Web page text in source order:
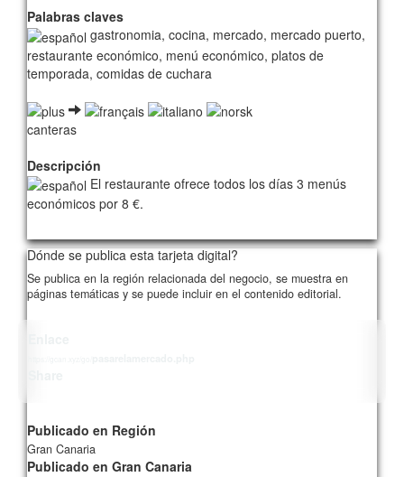
Palabras claves
gastronomia, cocina, mercado, mercado puerto,
restaurante económico, menú económico, platos de
temporada, comidas de cuchara
canteras
Descripción
El restaurante ofrece todos los días 3 menús
económicos por 8 €.
Dónde se publica esta tarjeta digital?
Se publica en la región relacionada del negocio, se muestra en
páginas temáticas y se puede incluir en el contenido editorial.
Publicado en Región
Gran Canaria
Publicado en Gran Canaria